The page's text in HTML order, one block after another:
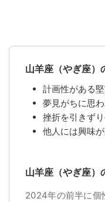
山羊座（やぎ座）
計画性がある
夢見がちに思
挫折を引きず
他人には興味
山羊座（やぎ座
2024年の前半に個